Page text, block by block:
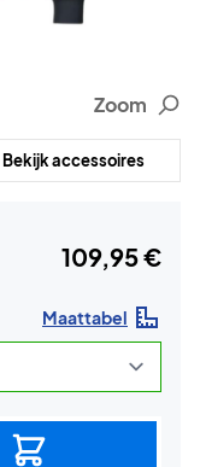
Zoom
Bekijk accessoires
109,95 €
Maattabel